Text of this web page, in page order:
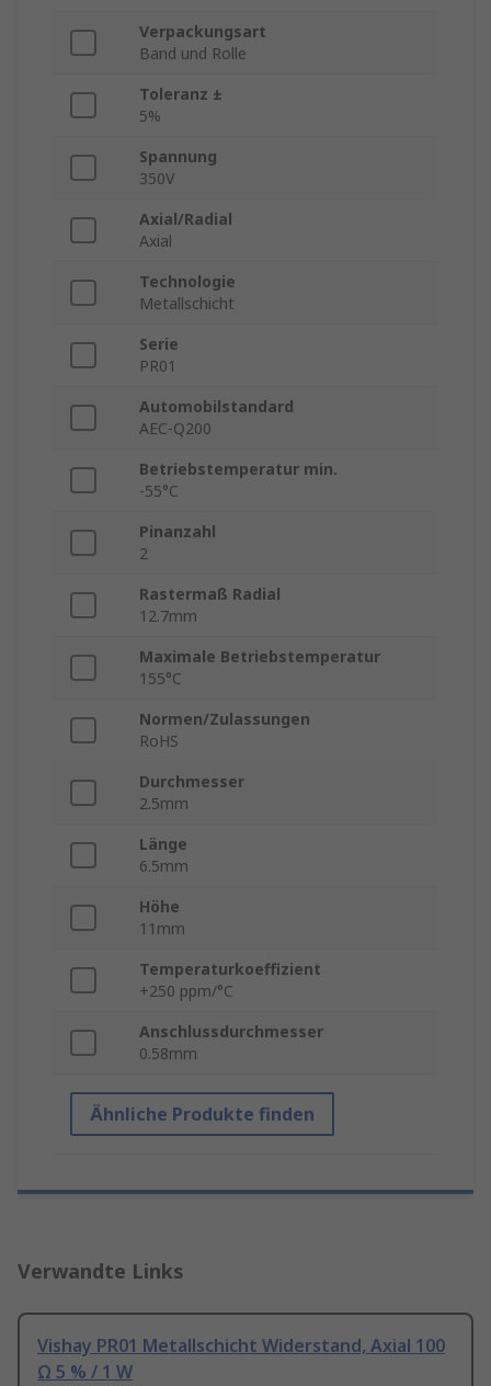
Verpackungsart
Band und Rolle
Toleranz ±
5%
Spannung
350V
Axial/Radial
Axial
Technologie
Metallschicht
Serie
PR01
Automobilstandard
AEC-Q200
Betriebstemperatur min.
-55°C
Pinanzahl
2
Rastermaß Radial
12.7mm
Maximale Betriebstemperatur
155°C
Normen/Zulassungen
RoHS
Durchmesser
2.5mm
Länge
6.5mm
Höhe
11mm
Temperaturkoeffizient
+250 ppm/°C
Anschlussdurchmesser
0.58mm
Ähnliche Produkte finden
Verwandte Links
Vishay PR01 Metallschicht Widerstand, Axial 100
Ω 5 % / 1 W